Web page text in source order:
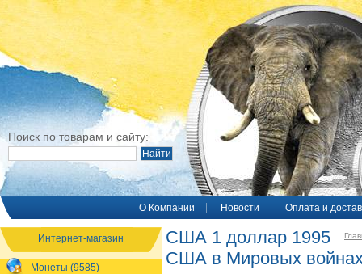
Поиск по товарам и сайту:
O Компании Новости Оплата и
Интернет-магазин
Монеты (9585)
США 1 доллар 1995
США в Мировых